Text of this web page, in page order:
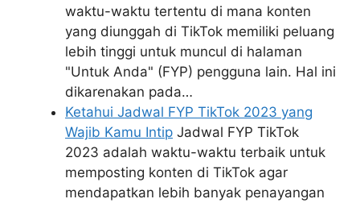
waktu-waktu tertentu di mana konten
yang diunggah di TikTok memiliki peluang
lebih tinggi untuk muncul di halaman
"Untuk Anda" (FYP) pengguna lain. Hal ini
dikarenakan pada…
Ketahui Jadwal FYP TikTok 2023 yang
Wajib Kamu Intip Jadwal FYP TikTok
2023 adalah waktu-waktu terbaik untuk
memposting konten di TikTok agar
mendapatkan lebih banyak penayangan